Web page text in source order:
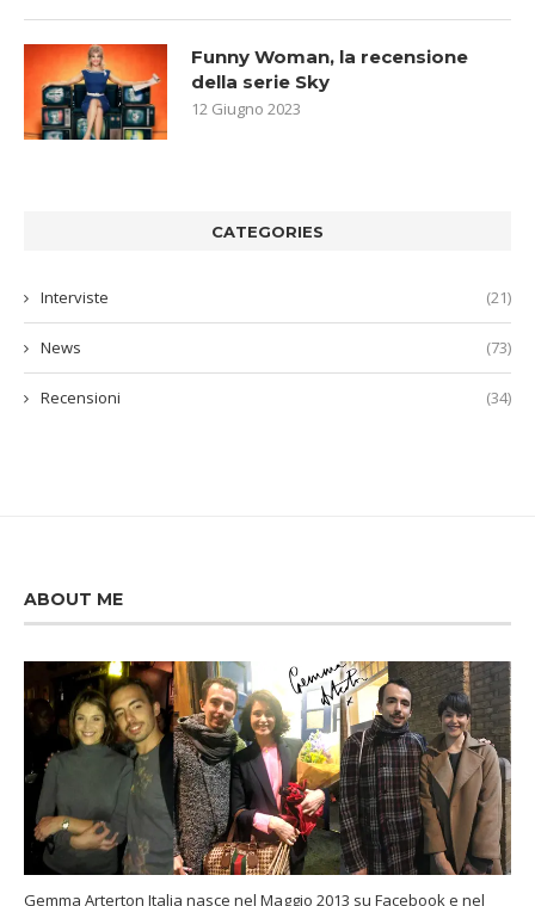
Funny Woman, la recensione
della serie Sky
12 Giugno 2023
CATEGORIES
Interviste (21)
News (73)
Recensioni (34)
ABOUT ME
Gemma Arterton Italia nasce nel Maggio 2013 su Facebook e nel